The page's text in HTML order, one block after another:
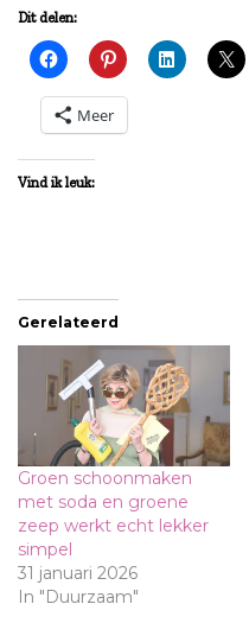
Dit delen:
Meer
Vind ik leuk:
Gerelateerd
Groen schoonmaken
met soda en groene
zeep werkt echt lekker
simpel
31 januari 2026
In "Duurzaam"